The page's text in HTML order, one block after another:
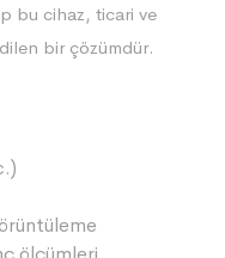
bu cihaz, ticari ve
bir çözümdür.